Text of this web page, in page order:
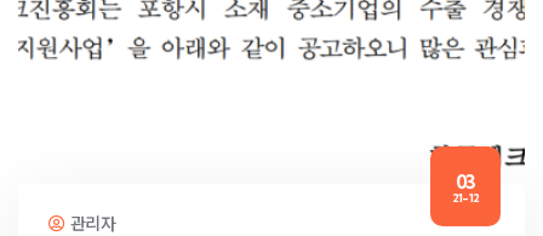
03
21-12
관리자